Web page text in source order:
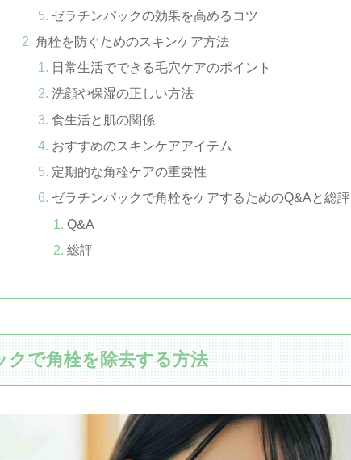
ゼラチンパックの効果を高めるコツ
角栓を防ぐためのスキンケア方法
日常生活でできる毛穴ケアのポイント
洗顔や保湿の正しい方法
食生活と肌の関係
おすすめのスキンケアアイテム
定期的な角栓ケアの重要性
ゼラチンパックで角栓をケアするためのQ&Aと総評
Q&A
総評
クで角栓を除去する方法